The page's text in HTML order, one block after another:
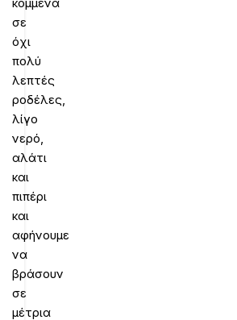
σε
όχι
πολύ
λεπτές
ροδέλες,
λίγο
νερό,
αλάτι
και
πιπέρι
και
αφήνουμε
να
βράσουν
σε
μέτρια